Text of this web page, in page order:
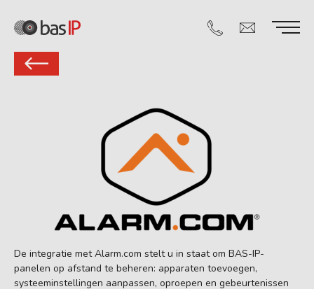
De integratie met Alarm.com stelt u in staat om BAS-IP-
panelen op afstand te beheren: apparaten toevoegen,
systeeminstellingen aanpassen, oproepen en gebeurtenissen